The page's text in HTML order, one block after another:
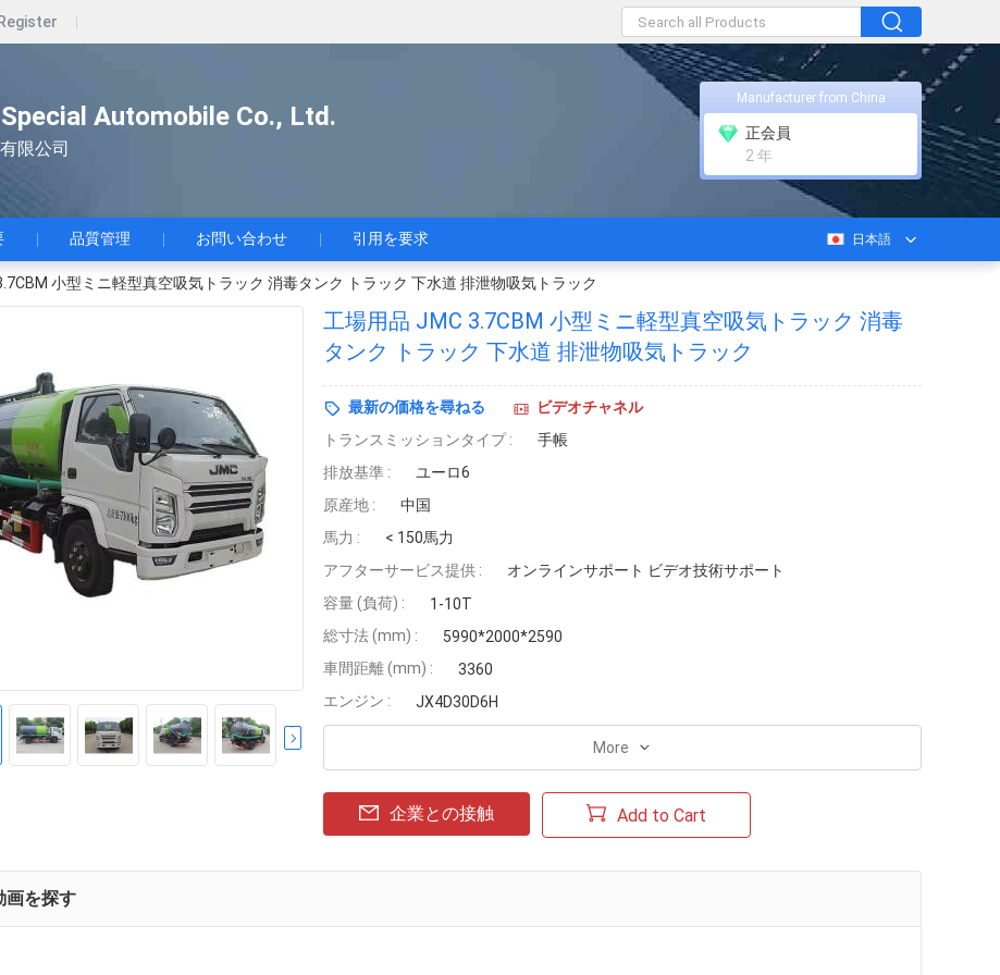
Register
Automobile Co., Ltd.
限公司
Manufacturer from China
正会員
2 年
品質管理 お問い合わせ 引用を要求 日本語
小型ミニ軽型真空吸気トラック 消毒タンク トラック 下水道 排泄物吸気トラック
工場用品 JMC 3.7CBM 小型ミニ軽型真空吸気トラック 消毒
タンク トラック 下水道 排泄物吸気トラック
最新の価格を尋ねる
ビデオチャネル
トランスミッションタイプ :
手帳
排放基準 :
ユーロ6
原産地 :
中国
馬力 :
< 150馬力
アフターサービス提供 :
オンラインサポート ビデオ技術サポート
容量 (負荷) :
1-10T
総寸法 (mm) :
5990*2000*2590
車間距離 (mm) :
3360
エンジン :
JX4D30D6H
More
企業との接触 Add to Cart
画を探す